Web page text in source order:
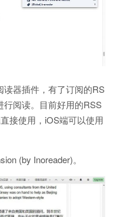
读器插件，有了订阅的RS
阅读。目前好用的RSS
接使用，iOS端可以使用
(by Inoreader)。